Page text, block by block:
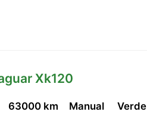
Xk120
63000 km Manual Verde